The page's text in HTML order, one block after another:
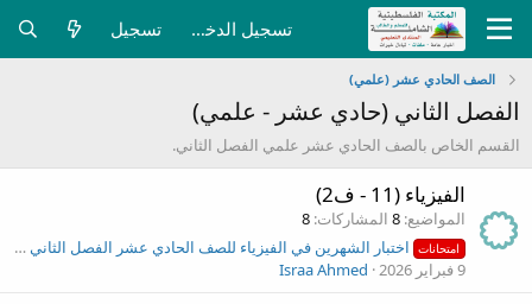
تسجيل الدخول تسجيل
الصف الحادي عشر (علمي)
الفصل الثاني (حادي عشر - علمي)
القسم الخاص بالصف الحادي عشر علمي الفصل الثاني.
الفيزياء (11 - ف2)
المواضيع 8 المشاركات 8
امتحانات اختبار الشهرين في الفيزياء للصف الحادي عشر الفصل الثاني مجاب
9 فبراير 2026
Israa Ahmed